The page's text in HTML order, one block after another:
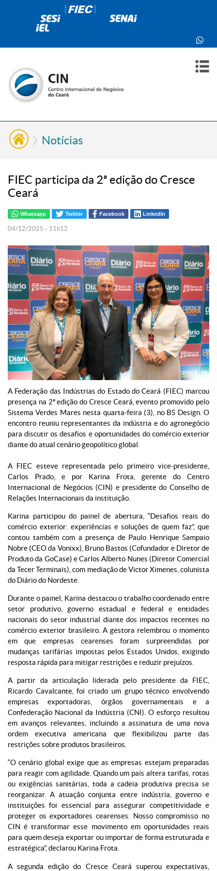
Notícias
FIEC participa da 2ª edição do Cresce
Ceará
Whatsapp Twitter Facebook LinkedIn
04/12/2025 - 11h12
A Federação das Indústrias do Estado do Ceará (FIEC) marcou
presença na 2ª edição do Cresce Ceará, evento promovido pelo
Sistema Verdes Mares nesta quarta-feira (3), no BS Design. O
encontro reuniu representantes da indústria e do agronegócio
para discutir os desafios e oportunidades do comércio exterior
diante do atual cenário geopolítico global.
A FIEC esteve representada pelo primeiro vice-presidente,
Carlos Prado, e por Karina Frota, gerente do Centro
Internacional de Negócios (CIN) e presidente do Conselho de
Relações Internacionais da instituição.
Karina participou do painel de abertura, “Desafios reais do
comércio exterior: experiências e soluções de quem faz”, que
contou também com a presença de Paulo Henrique Sampaio
Nobre (CEO da Vonixx), Bruno Bastos (Cofundador e Diretor de
Produto da GoCase) e Carlos Alberto Nunes (Diretor Comercial
da Tecer Terminais), com mediação de Victor Ximenes, colunista
do Diário do Nordeste.
Durante o painel, Karina destacou o trabalho coordenado entre
setor produtivo, governo estadual e federal e entidades
nacionais do setor industrial diante dos impactos recentes no
comércio exterior brasileiro. A gestora relembrou o momento
em que empresas cearenses foram surpreendidas por
mudanças tarifárias impostas pelos Estados Unidos, exigindo
resposta rápida para mitigar restrições e reduzir prejuízos.
A partir da articulação liderada pelo presidente da FIEC,
Ricardo Cavalcante, foi criado um grupo técnico envolvendo
empresas exportadoras, órgãos governamentais e a
Confederação Nacional da Indústria (CNI). O esforço resultou
em avanços relevantes, incluindo a assinatura de uma nova
ordem executiva americana que flexibilizou parte das
restrições sobre produtos brasileiros.
“O cenário global exige que as empresas estejam preparadas
para reagir com agilidade. Quando um país altera tarifas, rotas
ou exigências sanitárias, toda a cadeia produtiva precisa se
reorganizar. A atuação conjunta entre indústria, governo e
instituições foi essencial para assegurar competitividade e
proteger os exportadores cearenses. Nosso compromisso no
CIN é transformar esse movimento em oportunidades reais
para quem deseja exportar ou importar de forma estruturada e
estratégica”, declarou Karina Frota.
A segunda edição do Cresce Ceará superou expectativas,